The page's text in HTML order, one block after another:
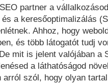
partner a
a keresőoptimalizálás
Ahhoz, hogy
és több látogatót tudj
mit is jelent valójában a
a láthatóságod
arról szól, hogy olyan